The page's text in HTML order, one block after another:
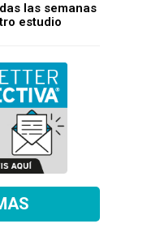
las semanas
estudio